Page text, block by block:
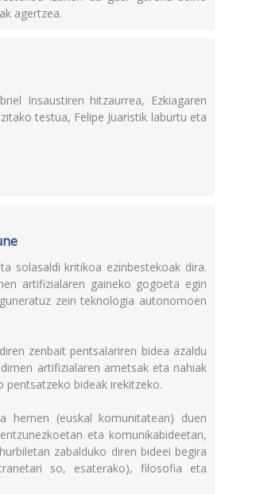
agertzea.
Insaustiren hitzaurrea, Ezkiagaren
testua, Felipe Juaristik laburtu eta
solasaldi kritikoa ezinbestekoak dira.
artifizialaren gaineko gogoeta egin
zein teknologia autonomoen
zenbait pentsalariren bidea azaldu
artifizialaren ametsak eta nahiak
bideak irekitzeko.
hemen (euskal komunitatean) duen
eta komunikabideetan,
zabalduko diren bideei begira
so, esaterako), filosofia eta